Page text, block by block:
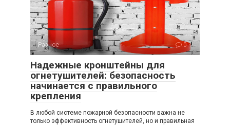
Разное 0
Надежные кронштейны для
огнетушителей: безопасность
начинается с правильного
крепления
В любой системе пожарной безопасности важна не
только эффективность огнетушителей, но и правильная